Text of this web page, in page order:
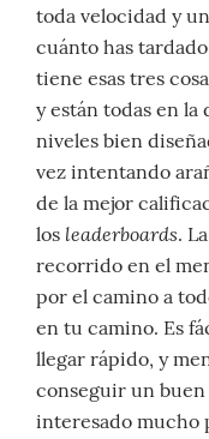
toda velocidad y
cuánto has
tiene esas tres
y están todas en
niveles bien
vez intentando
de la mejor
los leaderboards.
recorrido en el
por el camino a
en tu camino. Es
llegar rápido, y
conseguir un buen
interesado mucho